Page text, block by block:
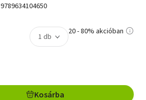
9789634104650
20 - 80% akcióban
Kosárba